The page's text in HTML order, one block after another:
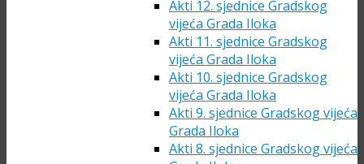
Akti 12. sjednice Gradskog
vijeća Grada Iloka
Akti 11. sjednice Gradskog
vijeća Grada Iloka
Akti 10. sjednice Gradskog
vijeća Grada Iloka
Akti 9. sjednice Gradskog vijeća
Grada Iloka
Akti 8. sjednice Gradskog vijeća